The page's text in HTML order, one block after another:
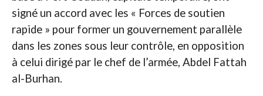
signé un accord avec les « Forces de soutien
rapide » pour former un gouvernement parallèle
dans les zones sous leur contrôle, en opposition
à celui dirigé par le chef de l’armée, Abdel Fattah
al-Burhan.